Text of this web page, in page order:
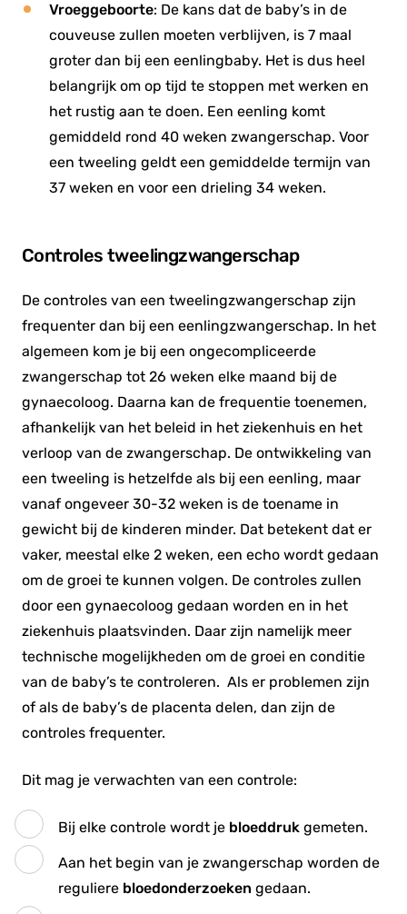
Vroeggeboorte: De kans dat de baby’s in de
couveuse zullen moeten verblijven, is 7 maal
groter dan bij een eenlingbaby. Het is dus heel
belangrijk om op tijd te stoppen met werken en
het rustig aan te doen. Een eenling komt
gemiddeld rond 40 weken zwangerschap. Voor
een tweeling geldt een gemiddelde termijn van
37 weken en voor een drieling 34 weken.
Controles tweelingzwangerschap
De controles van een tweelingzwangerschap zijn
frequenter dan bij een eenlingzwangerschap. In het
algemeen kom je bij een ongecompliceerde
zwangerschap tot 26 weken elke maand bij de
gynaecoloog. Daarna kan de frequentie toenemen,
afhankelijk van het beleid in het ziekenhuis en het
verloop van de zwangerschap. De ontwikkeling van
een tweeling is hetzelfde als bij een eenling, maar
vanaf ongeveer 30-32 weken is de toename in
gewicht bij de kinderen minder. Dat betekent dat er
vaker, meestal elke 2 weken, een echo wordt gedaan
om de groei te kunnen volgen. De controles zullen
door een gynaecoloog gedaan worden en in het
ziekenhuis plaatsvinden. Daar zijn namelijk meer
technische mogelijkheden om de groei en conditie
van de baby’s te controleren. Als er problemen zijn
of als de baby’s de placenta delen, dan zijn de
controles frequenter.
Dit mag je verwachten van een controle:
Bij elke controle wordt je bloeddruk gemeten.
Aan het begin van je zwangerschap worden de
reguliere bloedonderzoeken gedaan.